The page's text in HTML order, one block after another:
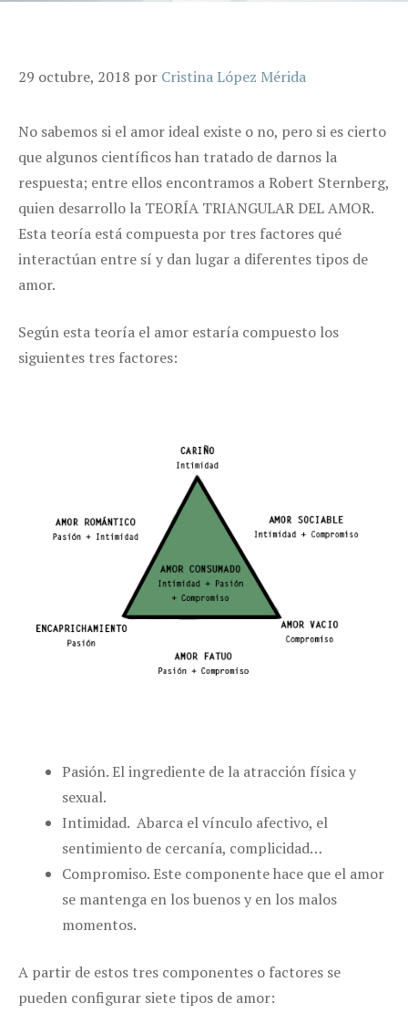
29 octubre, 2018 por Cristina López Mérida
No sabemos si el amor ideal existe o no, pero si es cierto
que algunos científicos han tratado de darnos la
respuesta; entre ellos encontramos a Robert Sternberg,
quien desarrollo la TEORÍA TRIANGULAR DEL AMOR.
Esta teoría está compuesta por tres factores qué
interactúan entre sí y dan lugar a diferentes tipos de
amor.
Según esta teoría el amor estaría compuesto los
siguientes tres factores:
Pasión. El ingrediente de la atracción física y
sexual.
Intimidad. Abarca el vínculo afectivo, el
sentimiento de cercanía, complicidad…
Compromiso. Este componente hace que el amor
se mantenga en los buenos y en los malos
momentos.
A partir de estos tres componentes o factores se
pueden configurar siete tipos de amor: